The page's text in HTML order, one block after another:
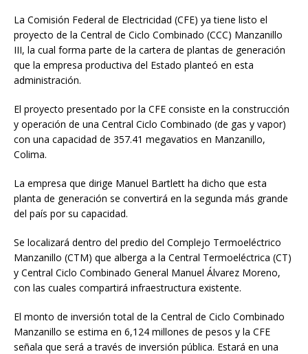
La Comisión Federal de Electricidad (CFE) ya tiene listo el
proyecto de la Central de Ciclo Combinado (CCC) Manzanillo
III, la cual forma parte de la cartera de plantas de generación
que la empresa productiva del Estado planteó en esta
administración.
El proyecto presentado por la CFE consiste en la construcción
y operación de una Central Ciclo Combinado (de gas y vapor)
con una capacidad de 357.41 megavatios en Manzanillo,
Colima.
La empresa que dirige Manuel Bartlett ha dicho que esta
planta de generación se convertirá en la segunda más grande
del país por su capacidad.
Se localizará dentro del predio del Complejo Termoeléctrico
Manzanillo (CTM) que alberga a la Central Termoeléctrica (CT)
y Central Ciclo Combinado General Manuel Álvarez Moreno,
con las cuales compartirá infraestructura existente.
El monto de inversión total de la Central de Ciclo Combinado
Manzanillo se estima en 6,124 millones de pesos y la CFE
señala que será a través de inversión pública. Estará en una